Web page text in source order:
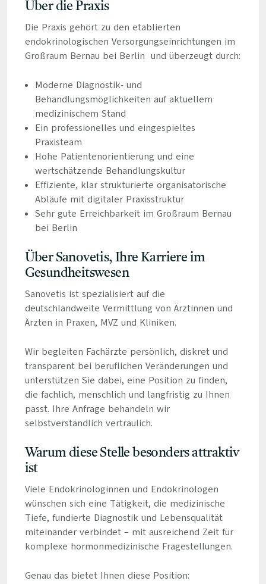
Über die Praxis
Die Praxis gehört zu den etablierten
endokrinologischen Versorgungseinrichtungen im
Großraum Bernau bei Berlin und überzeugt durch:
Moderne Diagnostik- und
Behandlungsmöglichkeiten auf aktuellem
medizinischem Stand
Ein professionelles und eingespieltes
Praxisteam
Hohe Patientenorientierung und eine
wertschätzende Behandlungskultur
Effiziente, klar strukturierte organisatorische
Abläufe mit digitaler Praxisstruktur
Sehr gute Erreichbarkeit im Großraum Bernau
bei Berlin
Über Sanovetis, Ihre Karriere im
Gesundheitswesen
Sanovetis ist spezialisiert auf die
deutschlandweite Vermittlung von Ärztinnen und
Ärzten in Praxen, MVZ und Kliniken.
Wir begleiten Fachärzte persönlich, diskret und
transparent bei beruflichen Veränderungen und
unterstützen Sie dabei, eine Position zu finden,
die fachlich, menschlich und langfristig zu Ihnen
passt. Ihre Anfrage behandeln wir
selbstverständlich vertraulich.
Warum diese Stelle besonders attraktiv
ist
Viele Endokrinologinnen und Endokrinologen
wünschen sich eine Tätigkeit, die medizinische
Tiefe, fundierte Diagnostik und Lebensqualität
miteinander verbindet – mit ausreichend Zeit für
komplexe hormonmedizinische Fragestellungen.
Genau das bietet Ihnen diese Position: